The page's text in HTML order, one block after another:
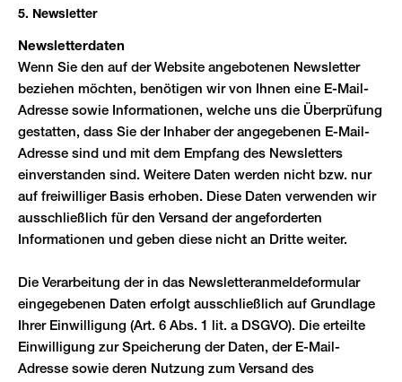
5. Newsletter
Newsletter­daten
Wenn Sie den auf der Website angebotenen Newsletter
beziehen möchten, benötigen wir von Ihnen eine E-Mail-
Adresse sowie Informationen, welche uns die Überprüfung
gestatten, dass Sie der Inhaber der angegebenen E-Mail-
Adresse sind und mit dem Empfang des Newsletters
einverstanden sind. Weitere Daten werden nicht bzw. nur
auf freiwilliger Basis erhoben. Diese Daten verwenden wir
ausschließlich für den Versand der angeforderten
Informationen und geben diese nicht an Dritte weiter.
Die Verarbeitung der in das Newsletteranmeldeformular
eingegebenen Daten erfolgt ausschließlich auf Grundlage
Ihrer Einwilligung (Art. 6 Abs. 1 lit. a DSGVO). Die erteilte
Einwilligung zur Speicherung der Daten, der E-Mail-
Adresse sowie deren Nutzung zum Versand des